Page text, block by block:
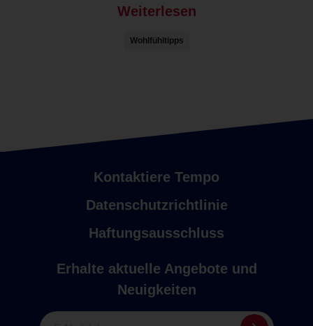
Weiterlesen
Wohlfühltipps
Kontaktiere Tempo
Datenschutzrichtlinie
Haftungsausschluss
Erhalte aktuelle Angebote und
Neuigkeiten